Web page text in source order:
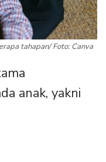
tahapan/ Foto: Canva
anak, yakni